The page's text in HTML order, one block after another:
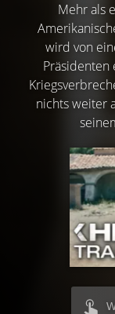
Mehr als
wird von
Präsidenten
nichts weiter